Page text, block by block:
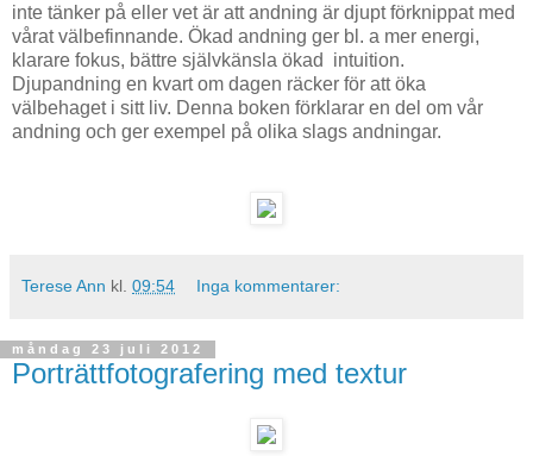
inte tänker på eller vet är att andning är djupt förknippat med
vårat välbefinnande. Ökad andning ger bl. a mer energi,
klarare fokus, bättre självkänsla ökad intuition.
Djupandning en kvart om dagen räcker för att öka
välbehaget i sitt liv. Denna boken förklarar en del om vår
andning och ger exempel på olika slags andningar.
Terese Ann kl. 09:54 Inga kommentarer:
måndag 23 juli 2012
Porträttfotografering med textur